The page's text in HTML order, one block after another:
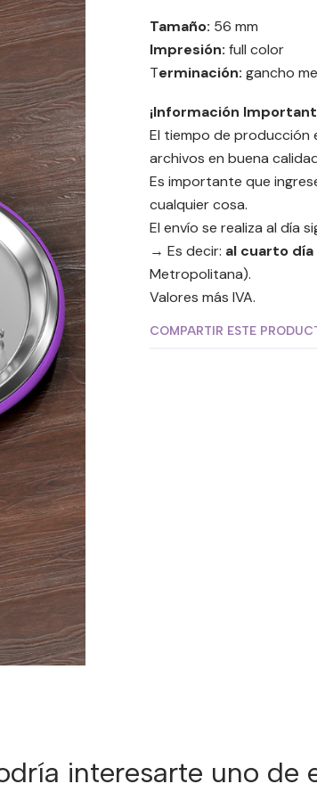
Tamaño: 56 mm
Impresión: full color
Terminación: gancho
¡Información
El tiempo de producción
archivos en buena
Es importante que
cualquier cosa.
El envío se realiza al día
→ Es decir: al cuarto día
Metropolitana).
Valores más IVA.
COMPARTIR ESTE
interesarte uno de